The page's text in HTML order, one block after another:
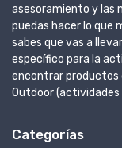
asesoramiento y las
puedas hacer lo que
sabes que vas a
específico para la
encontrar productos
Outdoor (actividades
Categorías